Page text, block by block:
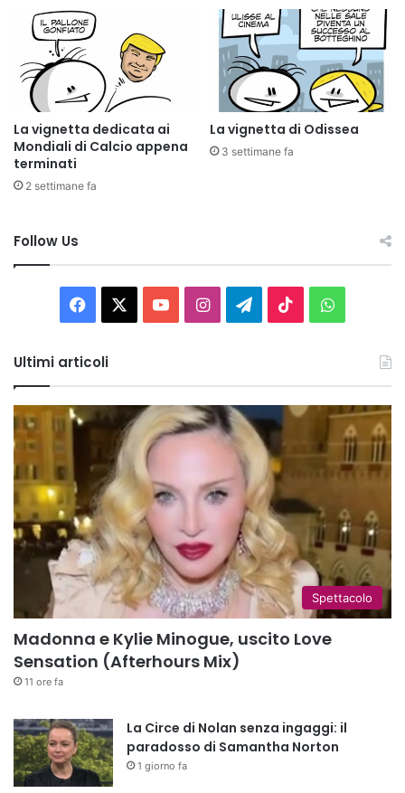
La vignetta dedicata ai
Mondiali di Calcio appena
terminati
2 settimane fa
La vignetta di Odissea
3 settimane fa
Follow Us
Facebook You InstagramTelegram
TikTok
Ultimi articoli
Spettacolo
Madonna e Kylie Minogue, uscito Love
Sensation (Afterhours Mix)
11 ore fa
La Circe di Nolan senza ingaggi: il
paradosso di Samantha Norton
1 giorno fa